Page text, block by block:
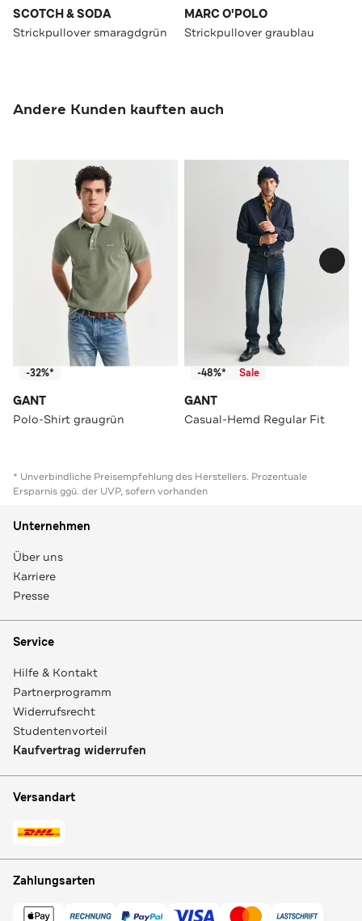
SCOTCH & SODA
Strickpullover smaragdgrün
MARC O'POLO
Strickpullover graublau
Andere Kunden kauften auch
-32%*
GANT
Polo-Shirt graugrün
-48%* Sale
GANT
Casual-Hemd Regular Fit
* Unverbindliche Preisempfehlung des Herstellers. Prozentuale
Ersparnis ggü. der UVP, sofern vorhanden
Unternehmen
Über uns
Karriere
Presse
Service
Hilfe & Kontakt
Partnerprogramm
Widerrufsrecht
Studentenvorteil
Kaufvertrag widerrufen
Versandart
Zahlungsarten